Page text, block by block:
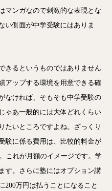
マンガなので刺激的な表現とな
い側面が中学受験にはありま
きるというものではありません
アップする環境を用意できる確
なければ、そもそも中学受験の
ゃあ一般的には大体どれくらい
たいところですよね。ざっくり
験に係る費用は、比較的料金が
これが月額のイメージです。学
す。さらに塾にはオプション講
200万円は払うことになること